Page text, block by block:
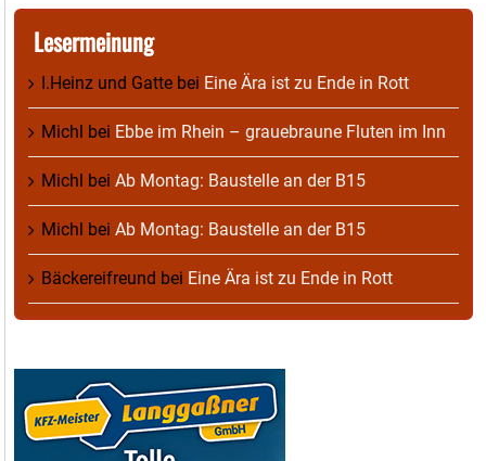
Lesermeinung
I.Heinz und Gatte bei Eine Ära ist zu Ende in Rott
Michl bei Ebbe im Rhein – grauebraune Fluten im Inn
Michl bei Ab Montag: Baustelle an der B15
Michl bei Ab Montag: Baustelle an der B15
Bäckereifreund bei Eine Ära ist zu Ende in Rott